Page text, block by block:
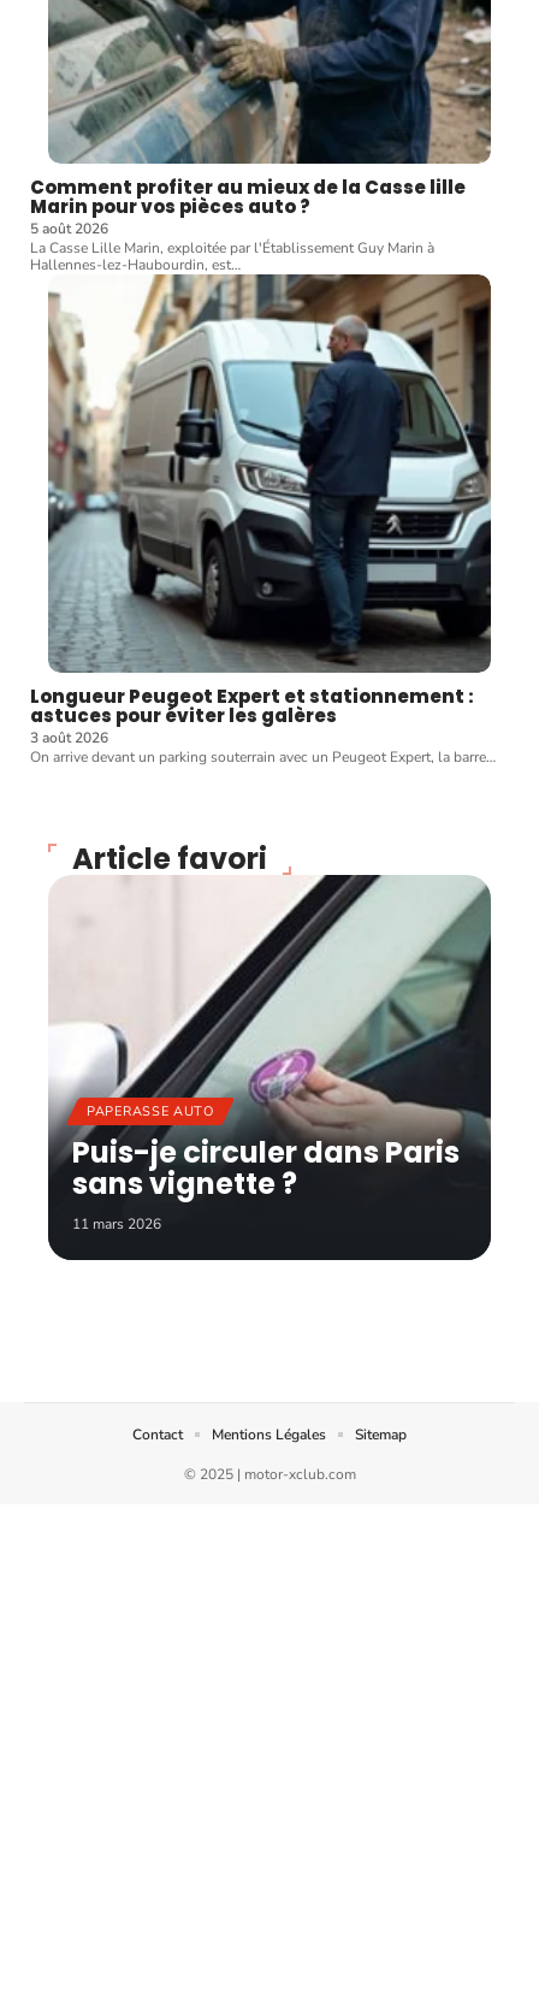
Comment profiter au mieux de la Casse lille
Marin pour vos pièces auto ?
5 août 2026
La Casse Lille Marin, exploitée par l'Établissement Guy Marin à
Hallennes-lez-Haubourdin, est…
Longueur Peugeot Expert et stationnement :
astuces pour éviter les galères
3 août 2026
On arrive devant un parking souterrain avec un Peugeot Expert, la barre…
Article favori
PAPERASSE AUTO
Puis-je circuler dans Paris
sans vignette ?
11 mars 2026
© 2025 | motor-xclub.com
Contact Mentions Légales Sitemap